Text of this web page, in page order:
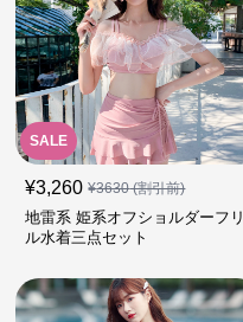
SALE
¥3,260 ¥3630(割引前)
地雷系 姫系オフショルダーフリ
ル水着三点セット